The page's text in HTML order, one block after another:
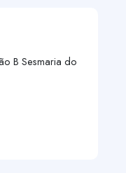
B Sesmaria do